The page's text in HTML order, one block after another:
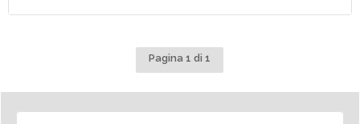
Pagina 1 di 1